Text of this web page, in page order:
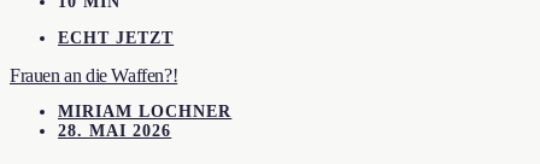
ECHT JETZT
Frauen an die Waffen?!
MIRIAM LOCHNER
28. MAI 2026